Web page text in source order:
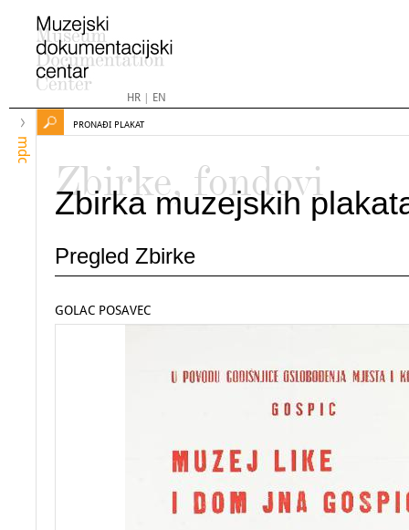
HR| EN
mdc
PRONAĐI PLAKAT
Zbirke, fondovi
Zbirka muzejskih
Pregled Zbirke
GOLAC POSAVEC